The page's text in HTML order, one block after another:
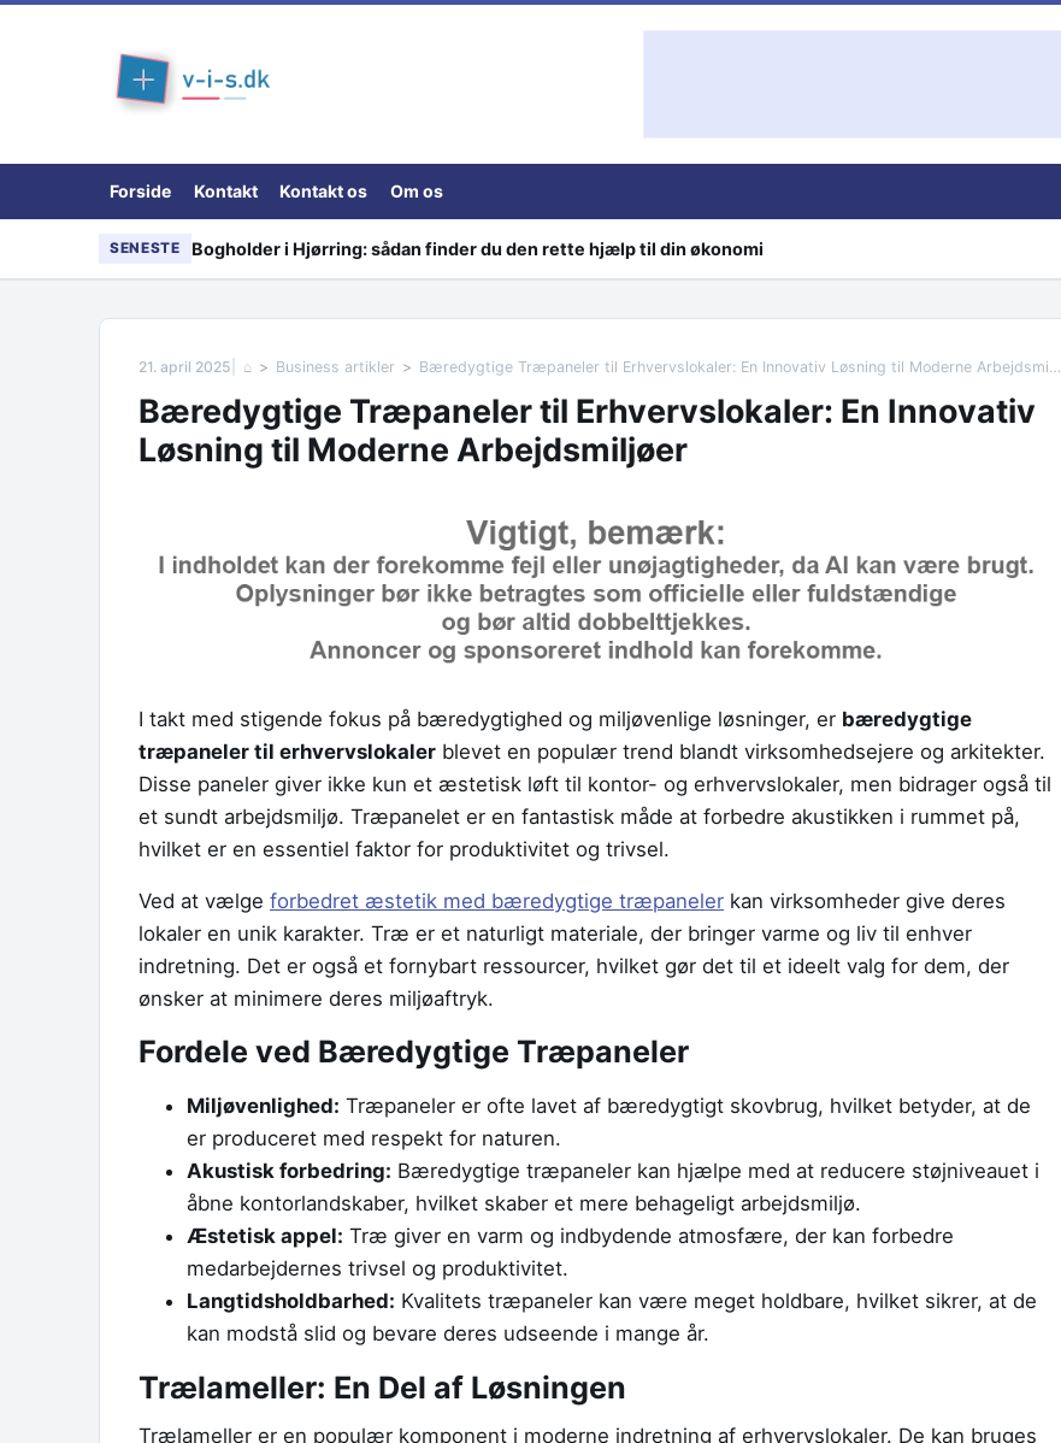
Forside Kontakt Kontakt os Om os
SENESTE Bogholder i Hjørring: sådan finder du den rette hjælp til din økonomi
21. april 2025 ⌂ Business artikler Bæredygtige Træpaneler til Erhvervslokaler: En Innovativ Løsning til Moderne Arbejdsmiljøer
Bæredygtige Træpaneler til Erhvervslokaler: En Innovativ
Løsning til Moderne Arbejdsmiljøer
I takt med stigende fokus på bæredygtighed og miljøvenlige løsninger, er bæredygtige
træpaneler til erhvervslokaler blevet en populær trend blandt virksomhedsejere og arkitekter.
Disse paneler giver ikke kun et æstetisk løft til kontor- og erhvervslokaler, men bidrager også til
et sundt arbejdsmiljø. Træpanelet er en fantastisk måde at forbedre akustikken i rummet på,
hvilket er en essentiel faktor for produktivitet og trivsel.
Ved at vælge forbedret æstetik med bæredygtige træpaneler kan virksomheder give deres
lokaler en unik karakter. Træ er et naturligt materiale, der bringer varme og liv til enhver
indretning. Det er også et fornybart ressourcer, hvilket gør det til et ideelt valg for dem, der
ønsker at minimere deres miljøaftryk.
Fordele ved Bæredygtige Træpaneler
Miljøvenlighed: Træpaneler er ofte lavet af bæredygtigt skovbrug, hvilket betyder, at de
er produceret med respekt for naturen.
Akustisk forbedring: Bæredygtige træpaneler kan hjælpe med at reducere støjniveauet i
åbne kontorlandskaber, hvilket skaber et mere behageligt arbejdsmiljø.
Æstetisk appel: Træ giver en varm og indbydende atmosfære, der kan forbedre
medarbejdernes trivsel og produktivitet.
Langtidsholdbarhed: Kvalitets træpaneler kan være meget holdbare, hvilket sikrer, at de
kan modstå slid og bevare deres udseende i mange år.
Trælameller: En Del af Løsningen
Trælameller er en populær komponent i moderne indretning af erhvervslokaler. De kan bruges